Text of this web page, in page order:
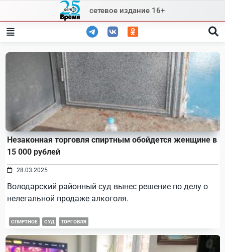
content
сетевое издание 16+
Незаконная торговля спиртным обойдется женщине в
15 000 рублей
28.03.2025
Володарский районный суд вынес решение по делу о
нелегальной продаже алкоголя.
СПИРТНОЕ СУД ТОРГОВЛЯ